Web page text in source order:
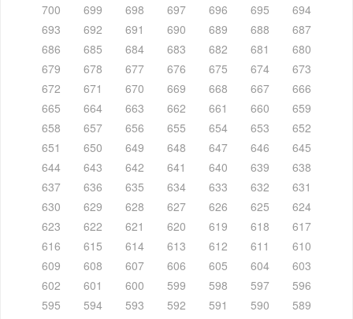
700
699 698 697 696 695
694
693
692 691 690 689 688
687
686
685 684 683 682 681
680
679
678 677 676 675 674
673
672
671 670 669 668 667
666
665
664 663 662 661 660
659
658
657 656 655 654 653
652
651
650 649 648 647 646
645
644
643 642 641 640 639
638
637
636 635 634 633 632
631
630
629 628 627 626 625
624
623
622 621 620 619 618
617
616
615 614 613 612 611
610
609
608 607 606 605 604
603
602
601 600 599 598 597
596
595
594 593 592 591 590
589